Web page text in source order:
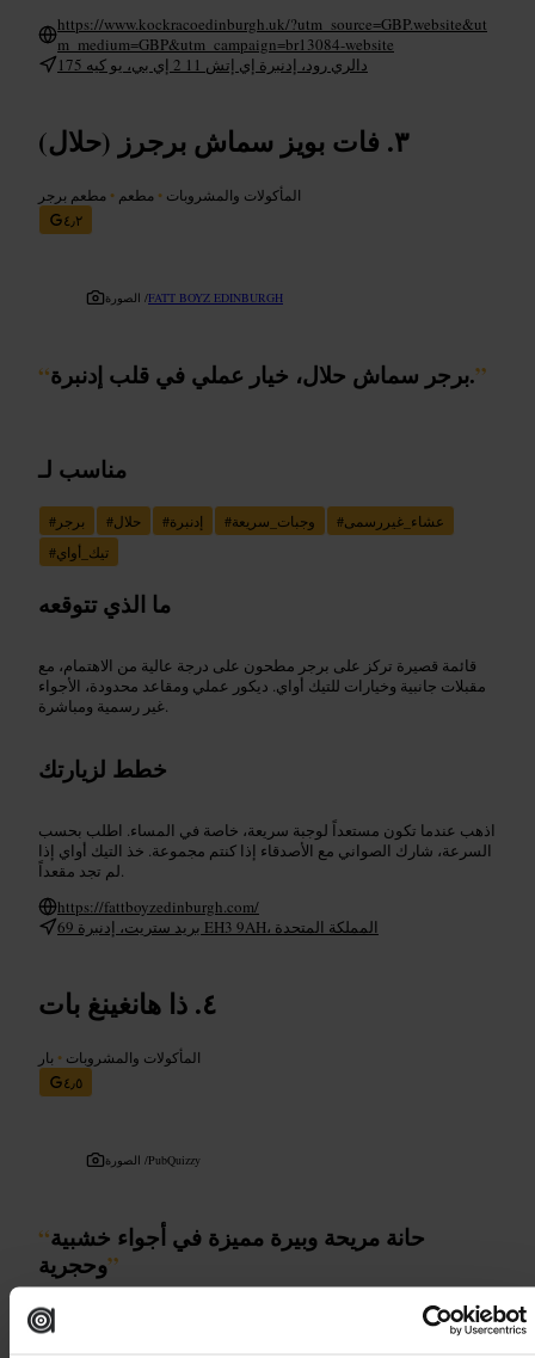
https://www.kockracoedinburgh.uk/?utm_source=GBP.website&ut
m_medium=GBP&utm_campaign=br13084-website
175 دالري رود، إدنبرة إي إتش 11 2 إي بي، يو كيه
فات بويز سماش برجرز (حلال)
المأكولات والمشروبات • مطعم • مطعم برجر
٤٫٢
الصورة /FATT BOYZ EDINBURGH
“ برجر سماش حلال، خيار عملي في قلب إدنبرة.”
مناسب لـ
# برجر #حلال #إدنبرة #وجبات_سريعة #عشاء_غيررسمى
#تيك_أواي
ما الذي تتوقعه
قائمة قصيرة تركز على برجر مطحون على درجة عالية من الاهتمام، مع
مقبلات جانبية وخيارات للتيك أواي. ديكور عملي ومقاعد محدودة، الأجواء
غير رسمية ومباشرة.
خطط لزيارتك
اذهب عندما تكون مستعداً لوجبة سريعة، خاصة في المساء. اطلب بحسب
السرعة، شارك الصواني مع الأصدقاء إذا كنتم مجموعة. خذ التيك أواي إذا
لم تجد مقعداً.
https://fattboyzedinburgh.com/
69 بريد ستريت، إدنبرة EH3 9AH، المملكة المتحدة
ذا هانغينغ بات
المأكولات والمشروبات • بار
٤٫٥
الصورة /PubQuizzy
“حانة مريحة وبيرة مميزة في أجواء خشبية
وحجرية”